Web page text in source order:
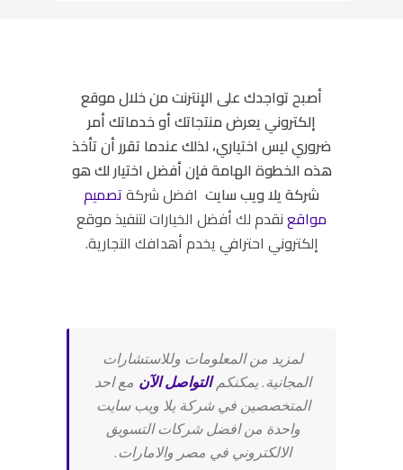
أصبح تواجدك على الإنترنت من خلال موقع
إلكتروني يعرض منتجاتك أو خدماتك أمر
ضروري ليس اختياري، لذلك عندما تقرر أن تأخذ
هذه الخطوة الهامة فإن أفضل اختيار لك هو
شركة يلا ويب سايت افضل شركةتصميم
مواقعنقدم لك أفضل الخيارات لتنفيذ موقع
إلكتروني احترافي يخدم أهدافك التجارية.
لمزيد من المعلومات وللاستشارات
المجانية. يمكنكمالتواصل الآن مع احد
المتخصصين في شركة يلا ويب سايت
واحدة من افضل شركات التسويق
الالكتروني في مصر والامارات.